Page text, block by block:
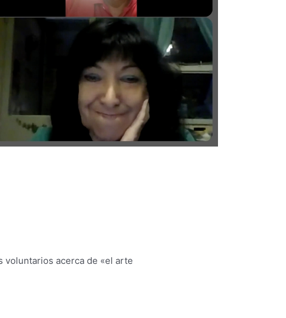
voluntarios acerca de «el arte